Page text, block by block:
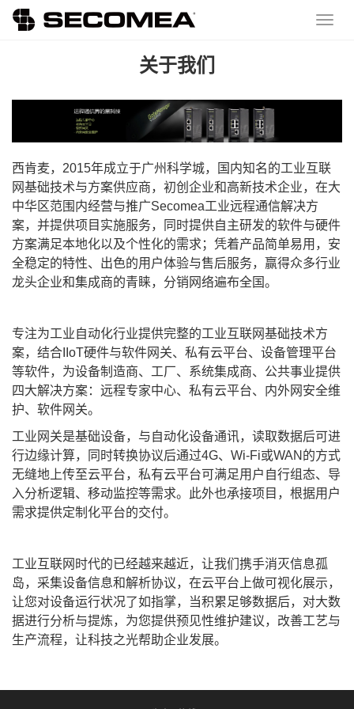
关于我们
西肯麦，2015年成立于广州科学城，国内知名的工业互联
网基础技术与方案供应商，初创企业和高新技术企业，在大
中华区范围内经营与推广Secomea工业远程通信解决方
案，并提供项目实施服务，同时提供自主研发的软件与硬件
方案满足本地化以及个性化的需求；凭着产品简单易用，安
全稳定的特性、出色的用户体验与售后服务，赢得众多行业
龙头企业和集成商的青睐，分销网络遍布全国。
专注为工业自动化行业提供完整的工业互联网基础技术方
案，结合IIoT硬件与软件网关、私有云平台、设备管理平台
等软件，为设备制造商、工厂、系统集成商、公共事业提供
四大解决方案：远程专家中心、私有云平台、内外网安全维
护、软件网关。
工业网关是基础设备，与自动化设备通讯，读取数据后可进
行边缘计算，同时转换协议后通过4G、Wi-Fi或WAN的方式
无缝地上传至云平台，私有云平台可满足用户自行组态、导
入分析逻辑、移动监控等需求。此外也承接项目，根据用户
需求提供定制化平台的交付。
工业互联网时代的已经越来越近，让我们携手消灭信息孤
岛，采集设备信息和解析协议，在云平台上做可视化展示，
让您对设备运行状况了如指掌，当积累足够数据后，对大数
据进行分析与提炼，为您提供预见性维护建议，改善工艺与
生产流程，让科技之光帮助企业发展。